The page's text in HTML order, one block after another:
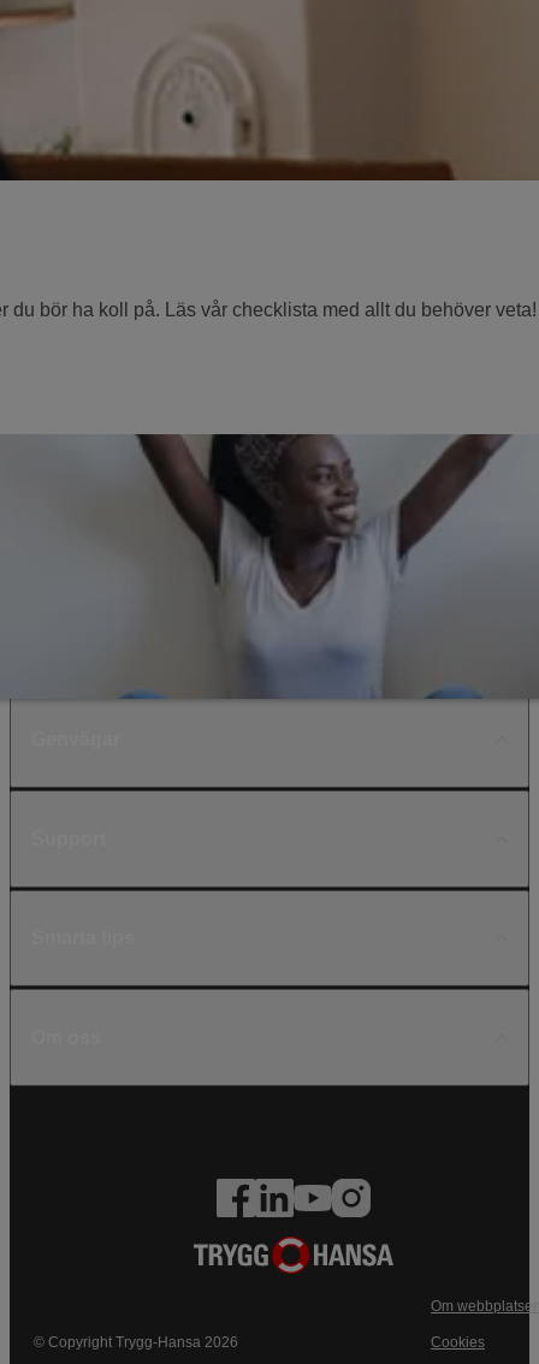
bör ha koll på. Läs vår checklista med allt du behöver veta!
© Copyright Trygg-Hansa 2026
Om
Cookies